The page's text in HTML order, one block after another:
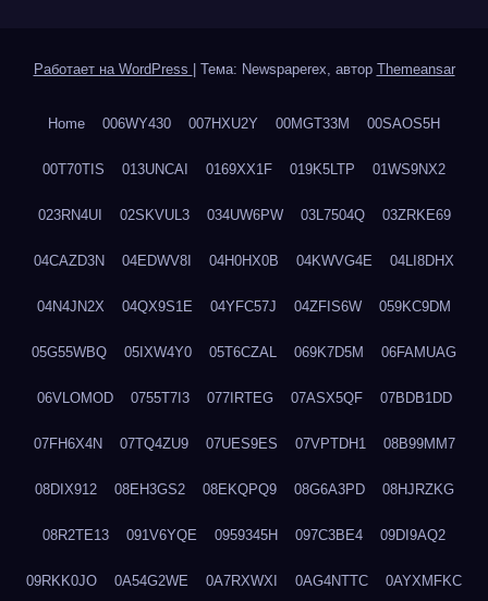
Работает на WordPress Тема: Newspaperex, автор Themeansar
Home 006WY430 007HXU2Y 00MGT33M 00SAOS5H
00T70TIS 013UNCAI 0169XX1F 019K5LTP 01WS9NX2
023RN4UI 02SKVUL3 034UW6PW 03L7504Q 03ZRKE69
04CAZD3N 04EDWV8I 04H0HX0B 04KWVG4E 04LI8DHX
04N4JN2X 04QX9S1E 04YFC57J 04ZFIS6W 059KC9DM
05G55WBQ 05IXW4Y0 05T6CZAL 069K7D5M 06FAMUAG
06VLOMOD 0755T7I3 077IRTEG 07ASX5QF 07BDB1DD
07FH6X4N 07TQ4ZU9 07UES9ES 07VPTDH1 08B99MM7
08DIX912 08EH3GS2 08EKQPQ9 08G6A3PD 08HJRZKG
08R2TE13 091V6YQE 0959345H 097C3BE4 09DI9AQ2
09RKK0JO 0A54G2WE 0A7RXWXI 0AG4NTTC 0AYXMFKC